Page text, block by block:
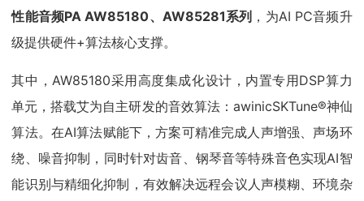
性能音频PA AW85180、AW85281系列 ，为AI PC音频升
级提供硬件+算法核心支撑。
其中，AW85180采用高度集成化设计，内置专用DSP算力
单元，搭载艾为自主研发的音效算法：awinicSKTune®神仙
算法。在AI算法赋能下，方案可精准完成人声增强、声场环
绕、噪音抑制，同时针对齿音、钢琴音等特殊音色实现AI智
能识别与精细化抑制，有效解决远程会议人声模糊、环境杂